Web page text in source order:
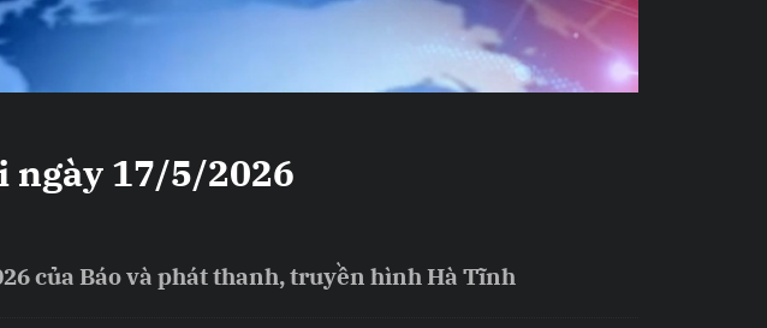
ngày 17/5/2026
của Báo và phát thanh, truyền hình Hà Tĩnh